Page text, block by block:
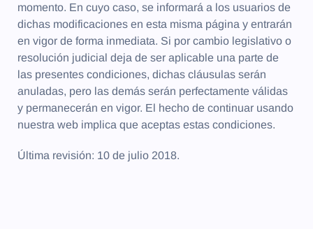
momento. En cuyo caso, se informará a los usuarios de
dichas modificaciones en esta misma página y entrarán
en vigor de forma inmediata. Si por cambio legislativo o
resolución judicial deja de ser aplicable una parte de
las presentes condiciones, dichas cláusulas serán
anuladas, pero las demás serán perfectamente válidas
y permanecerán en vigor. El hecho de continuar usando
nuestra web implica que aceptas estas condiciones.
Última revisión: 10 de julio 2018.